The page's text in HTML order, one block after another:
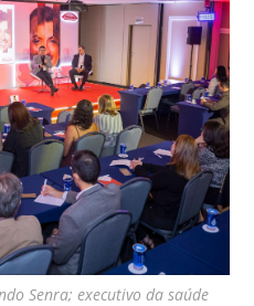
Senra; executivo da saúde